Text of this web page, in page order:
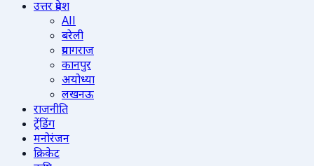
उत्तर प्रदेश
All
बरेली
प्रयागराज
कानपुर
अयोध्या
लखनऊ
राजनीति
ट्रेंडिंग
मनोरंजन
क्रिकेट